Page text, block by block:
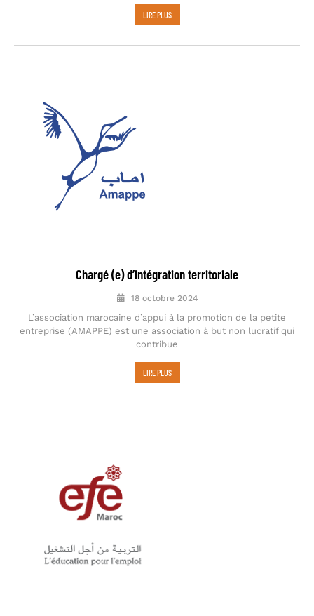
LIRE PLUS
Chargé (e) d’intégration territoriale
18 octobre 2024
L’association marocaine d’appui à la promotion de la petite
entreprise (AMAPPE) est une association à but non lucratif qui
contribue
LIRE PLUS